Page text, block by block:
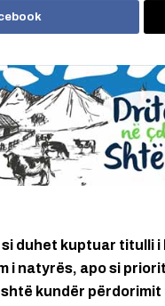
duhet kuptuar titulli
i natyrës, apo si
kundër